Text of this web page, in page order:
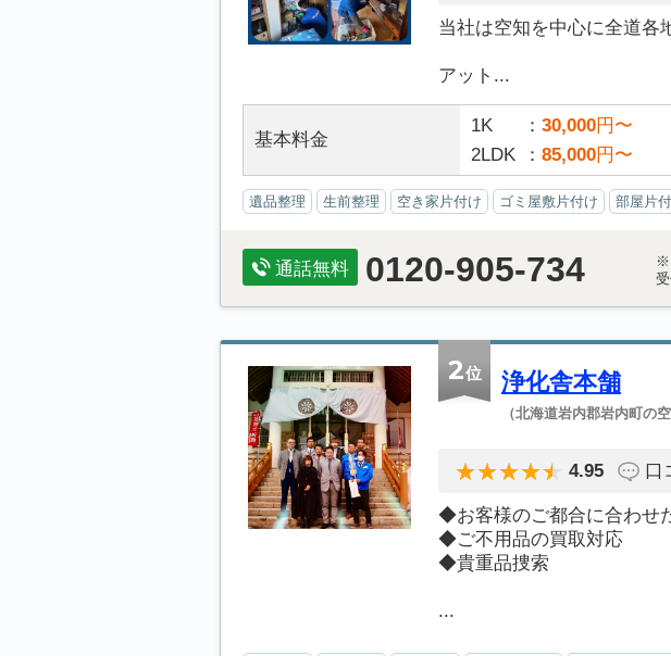
当社は空知を中心に全道各
アット...
基本料金
1K 30,000円〜
2LDK
85,000円〜
遺品整理 生前整理 空き家片付け ゴミ屋敷片付け 部屋片
通話無料 0120-905-734
※
2位 浄化舎本舗
（北海道岩内郡岩内町の
4.95 口
◆お客様のご都合に合わせ
◆ご不用品の買取対応
◆貴重品捜索
...